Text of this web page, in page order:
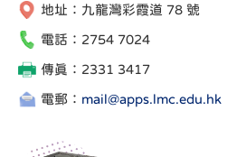
地址：九龍灣彩霞道 78 號
電話：2754 7024
傳真：2331 3417
電郵： mail@apps.lmc.edu.hk